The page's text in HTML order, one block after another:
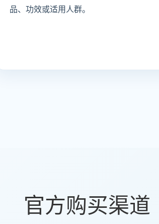
品、功效或适用人群。
官方购买渠道